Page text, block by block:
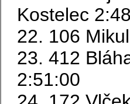
Kostelec
22. 106
23. 412
2:51:00